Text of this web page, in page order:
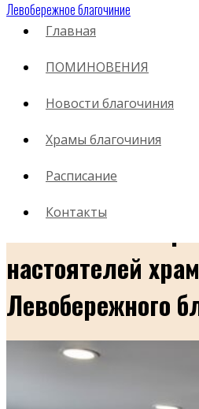
Главная
ПОМИНОВЕНИЯ
Новости благочиния
Храмы благочиния
Расписание
Контакты
Левобережное благочиние
12.05.2026
В здании
при храме во
Радонежского г.
состоялось
настоятелей
Левобережного